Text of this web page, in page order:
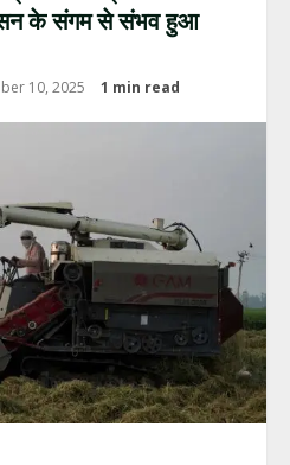
के संगम से संभव हुआ
10, 2025 1 min read